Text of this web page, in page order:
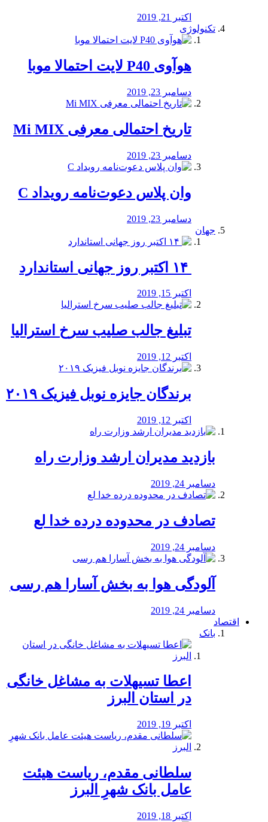
اکتبر 21, 2019
تکنولوژی
هوآوی P40 لایت احتمالا موبا
دسامبر 23, 2019
تاریخ احتمالی معرفی Mi MIX
دسامبر 23, 2019
وان پلاس دعوت‌نامه رویداد C
دسامبر 23, 2019
جهان
اکتبر 15, 2019
تبلیغ جالب صلیب سرخ استرالیا
اکتبر 12, 2019
برندگان جایزه نوبل فیزیک ۲۰۱۹
اکتبر 12, 2019
بازدید مدیران ارشد وزارت راه
دسامبر 24, 2019
تصادف در محدوده درده خدا لع
دسامبر 24, 2019
آلودگی هوا به بخش آسارا هم رسی
دسامبر 24, 2019
اقتصاد
بانک
️اعطا تسیهلات به مشاغل خانگی
در استان البرز
اکتبر 19, 2019
سلطانی مقدم، ریاست هیئت
عامل بانک شهرِ البرز
اکتبر 18, 2019